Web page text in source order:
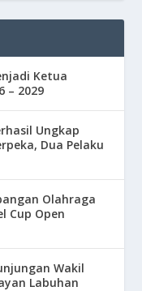
Ketua
– 2029
Ungkap
Dua Pelaku
Olahraga
Cup Open
Wakil
Labuhan